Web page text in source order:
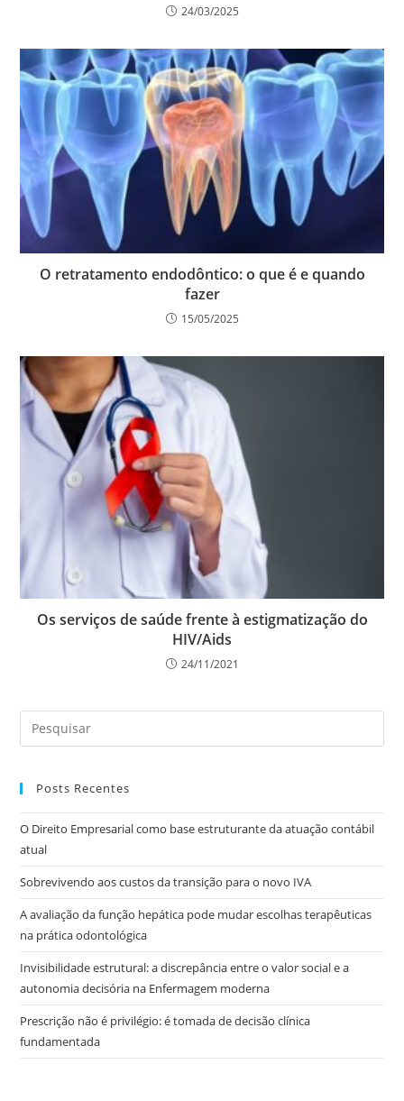
24/03/2025
O retratamento endodôntico: o que é e quando
fazer
15/05/2025
Os serviços de saúde frente à estigmatização do
HIV/Aids
24/11/2021
Posts Recentes
O Direito Empresarial como base estruturante da atuação contábil
atual
Sobrevivendo aos custos da transição para o novo IVA
A avaliação da função hepática pode mudar escolhas terapêuticas
na prática odontológica
Invisibilidade estrutural: a discrepância entre o valor social e a
autonomia decisória na Enfermagem moderna
Prescrição não é privilégio: é tomada de decisão clínica
fundamentada